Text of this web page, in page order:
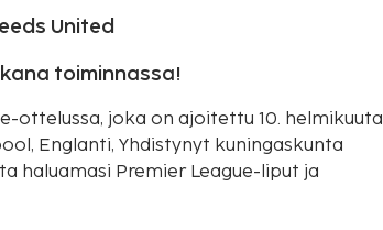
United
toiminnassa!
ottelussa, joka on ajoitettu 10. helmikuuta
Englanti, Yhdistynyt kuningaskunta
haluamasi Premier League-liput ja